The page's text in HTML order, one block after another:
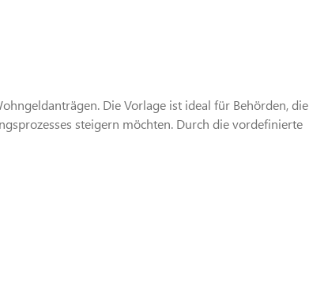
Die Vorlage ist ideal für Behörden, die
steigern möchten. Durch die vordefinierte